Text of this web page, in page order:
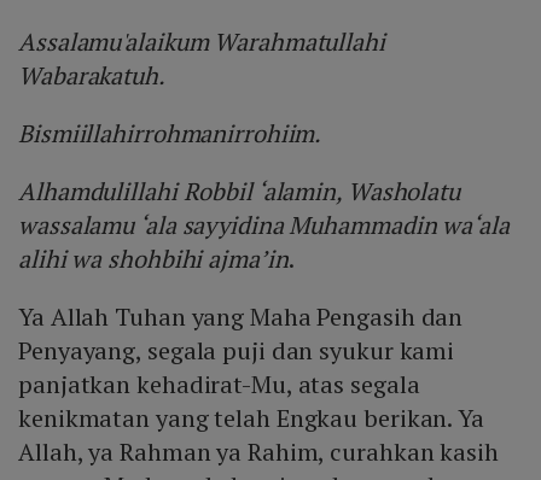
Assalamu'alaikum Warahmatullahi
Wabarakatuh.
Bismiillahirrohmanirrohiim.
Alhamdulillahi Robbil ‘alamin, Washolatu
wassalamu ‘ala sayyidina Muhammadin wa‘ala
alihi wa shohbihi ajma’in.
Ya Allah Tuhan yang Maha Pengasih dan
Penyayang, segala puji dan syukur kami
panjatkan kehadirat-Mu, atas segala
kenikmatan yang telah Engkau berikan. Ya
Allah, ya Rahman ya Rahim, curahkan kasih